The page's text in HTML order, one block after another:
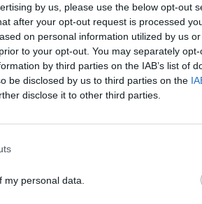
by us, please use the below opt-out
after your opt-out request is processed
on personal information utilized by us
to your opt-out. You may separately
by third parties on the IAB’s list of
be disclosed by us to third parties on the
disclose it to other third parties.
personal data.
el